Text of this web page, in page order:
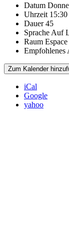
Datum
Uhrzeit 15:30
Dauer 45
Sprache Auf
Raum
Empfohlenes
Zum Kalender
iCal
Google
yahoo